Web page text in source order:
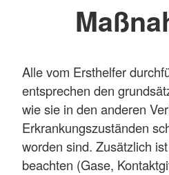
Alle vom Ersthelfer
entsprechen den
wie sie in den anderen
Erkrankungszuständen
worden sind. Zusätzlich
beachten (Gase,